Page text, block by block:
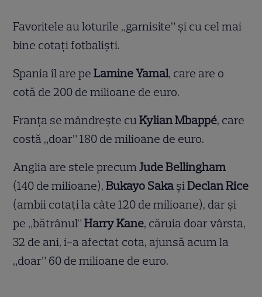
Favoritele au loturile „garnisite” și cu cel mai
bine cotați fotbaliști.
Spania îl are peLamine Yamal, care are o
cotă de 200 de milioane de euro.
Franța se mândrește cuKylian Mbappé, care
costă „doar” 180 de milioane de euro.
Anglia are stele precumJude Bellingham
(140 de milioane),Bukayo Saka șiDeclan Rice
(ambii cotați la câte 120 de milioane), dar și
pe „bătrânul”Harry Kane, căruia doar vârsta,
32 de ani, i-a afectat cota, ajunsă acum la
„doar” 60 de milioane de euro.